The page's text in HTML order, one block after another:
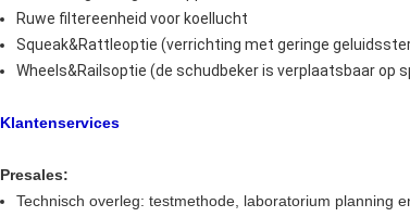
Ruwe filtereenheid voor koellucht
Squeak&Rattleoptie (verrichting met geringe
Wheels&Railsoptie (de schudbeker is verplaatsbaar op
Klantenservices
Presales:
Technisch overleg: testmethode, laboratorium planning